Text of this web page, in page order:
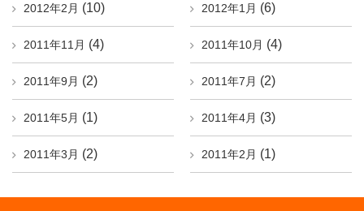
2012年2月 (10) 2012年1月 (6)
2011年11月 (4) 2011年10月 (4)
2011年9月 (2) 2011年7月 (2)
2011年5月 (1) 2011年4月 (3)
2011年3月 (2) 2011年2月 (1)